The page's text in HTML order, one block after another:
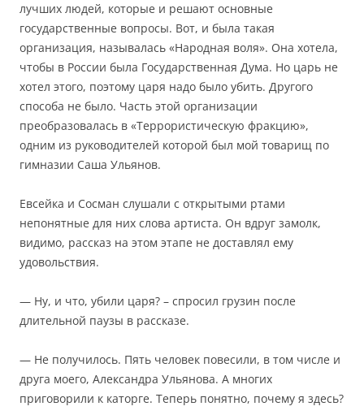
лучших людей, которые и решают основные
государственные вопросы. Вот, и была такая
организация, называлась «Народная воля». Она хотела,
чтобы в России была Государственная Дума. Но царь не
хотел этого, поэтому царя надо было убить. Другого
способа не было. Часть этой организации
преобразовалась в «Террористическую фракцию»,
одним из руководителей которой был мой товарищ по
гимназии Саша Ульянов.
Евсейка и Сосман слушали с открытыми ртами
непонятные для них слова артиста. Он вдруг замолк,
видимо, рассказ на этом этапе не доставлял ему
удовольствия.
— Ну, и что, убили царя? – спросил грузин после
длительной паузы в рассказе.
— Не получилось. Пять человек повесили, в том числе и
друга моего, Александра Ульянова. А многих
приговорили к каторге. Теперь понятно, почему я здесь?